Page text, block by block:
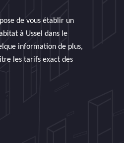
de vous établir un
à Ussel dans le
information de plus,
les tarifs exact des